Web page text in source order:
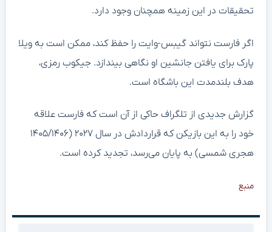
تحقیقات در این زمینه همچنان وجود دارد.
اگر فارست نتواند گیبس-وایت را حفظ کند، ممکن است به ویلا
پارک برای یافتن جانشین او نگاهی بیندازد. جیکوب رمزی،
هدف بلندمدت این باشگاه است.
گزارش جدیدی از تلگراف حاکی از آن است که فارست علاقه
خود را به این بازیکن که قراردادش در سال ۲۰۲۷ (۱۴۰۵/۱۴۰۶
هجری شمسی) به پایان می‌رسد، تجدید کرده است.
منبع